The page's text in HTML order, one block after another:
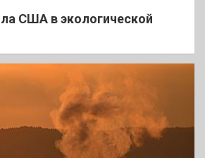
США в экологической